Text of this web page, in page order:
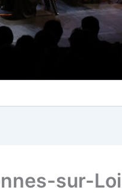
sur-